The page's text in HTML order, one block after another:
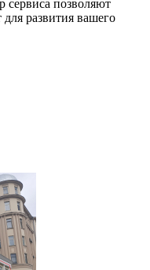
позволяют
развития вашего